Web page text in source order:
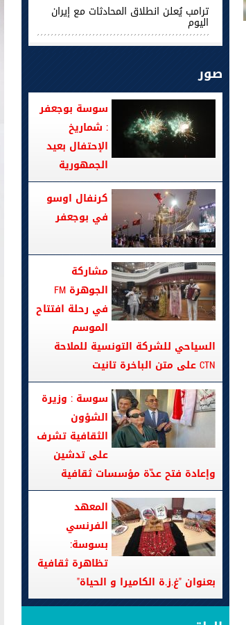
ترامب يُعلن انطلاق المحادثات مع إيران
اليوم
صور
سوسة بوجعفر
: شماريخ
الإحتفال بعيد
الجمهورية
كرنفال اوسو
في بوجعفر
مشاركة
الجوهرة FM
في رحلة افتتاح
الموسم
السياحي للشركة التونسية للملاحة
CTN على متن الباخرة تانيت
سوسة : وزيرة
الشؤون
الثقافية تشرف
على تدشين
وإعادة فتح عدّة مؤسسات ثقافية
المعهد
الفرنسي
بسوسة:
تظاهرة ثقافية
بعنوان "غ.ز.ة الكاميرا و الحياة"